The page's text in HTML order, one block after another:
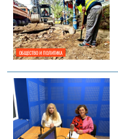
ОБЩЕСТВО И ПОЛИТИКА